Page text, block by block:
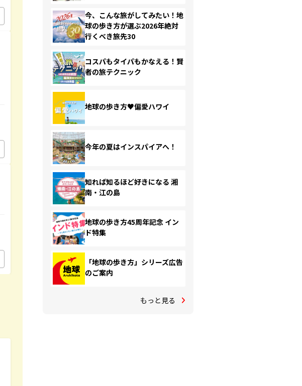
今、こんな旅がしてみたい！地
球の歩き方が選ぶ2026年絶対
行くべき旅先30
コスパもタイパもかなえる！賢
者の旅テクニック
地球の歩き方♥偏愛ハワイ
今年の夏はインスパイアへ！
知れば知るほど好きになる 湘
南・江の島
地球の歩き方45周年記念 イン
ド特集
「地球の歩き方」シリーズ広告
のご案内
もっと見る